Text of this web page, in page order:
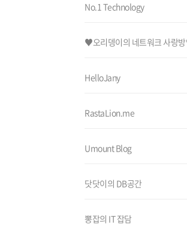
No.1 Technology
♥오리뎅이의 네트워크 사랑
HelloJany
RastaLion.me
Umount Blog
닷닷이의 DB공간
뽕잡의 IT 잡담